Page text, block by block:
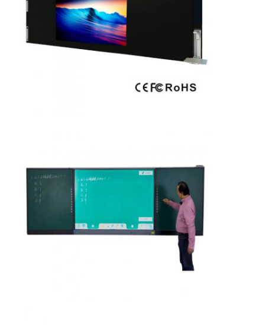
Kontakt
Nachrichten
Iboard wechselwirkendes Whiteboard
wechselwirkendes whiteboard ir
wechselwirkendes Infrarotwhiteboard
Wechselwirkender Touch Screen Monitor